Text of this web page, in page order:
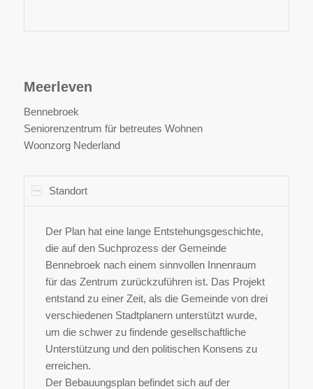
Meerleven
Bennebroek
Seniorenzentrum für betreutes Wohnen
Woonzorg Nederland
Standort
Der Plan hat eine lange Entstehungsgeschichte,
die auf den Suchprozess der Gemeinde
Bennebroek nach einem sinnvollen Innenraum
für das Zentrum zurückzuführen ist. Das Projekt
entstand zu einer Zeit, als die Gemeinde von drei
verschiedenen Stadtplanern unterstützt wurde,
um die schwer zu findende gesellschaftliche
Unterstützung und den politischen Konsens zu
erreichen.
Der Bebauungsplan befindet sich auf der